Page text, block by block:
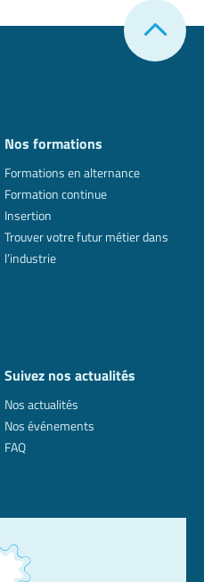
Nos formations
Formations en alternance
Formation continue
Insertion
Trouver votre futur métier dans
l’industrie
Suivez nos actualités
Nos actualités
Nos événements
FAQ